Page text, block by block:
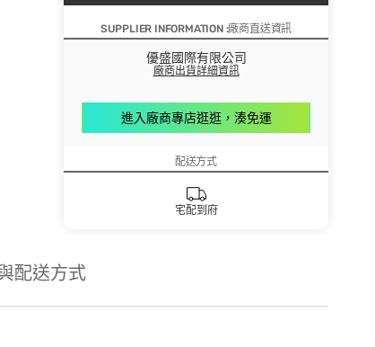
SUPPLIER INFORMATION :廠商直送資訊
優盛國際有限公司
廠商出貨詳細資訊
進入廠商專店逛逛，湊免運
配送方式
宅配到府
配送方式